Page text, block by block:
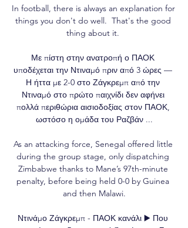
In football, there is always an explanation for
things you don't do well.  That's the good
thing about it.
Με πίστη στην ανατροπή ο ΠΑΟΚ
υποδέχεται την Ντιναμό πριν από 3 ώρες —
Η ήττα με 2-0 στο Ζάγκρεμπ από την
Ντιναμό στο πρώτο παιχνίδι δεν αφήνει
πολλά περιθώρια αισιοδοξίας στον ΠΑΟΚ,
ωστόσο η ομάδα του Ραζβάν ...
As an attacking force, Senegal offered little
during the group stage, only dispatching
Zimbabwe thanks to Mane’s 97th-minute
penalty, before being held 0-0 by Guinea
and then Malawi.
Ντινάμο Ζάγκρεμπ - ΠΑΟΚ κανάλι ▶️ Που